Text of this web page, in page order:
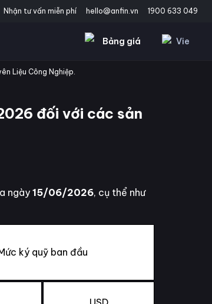
Nhận tư vấn miễn phí hello@anfin.vn 1900 633 049
Bảng giá Vie
Liệu Công Nghiệp.
đối với các sản
ngày15/06/2026, cụ thể như
ký quỹ ban đầu